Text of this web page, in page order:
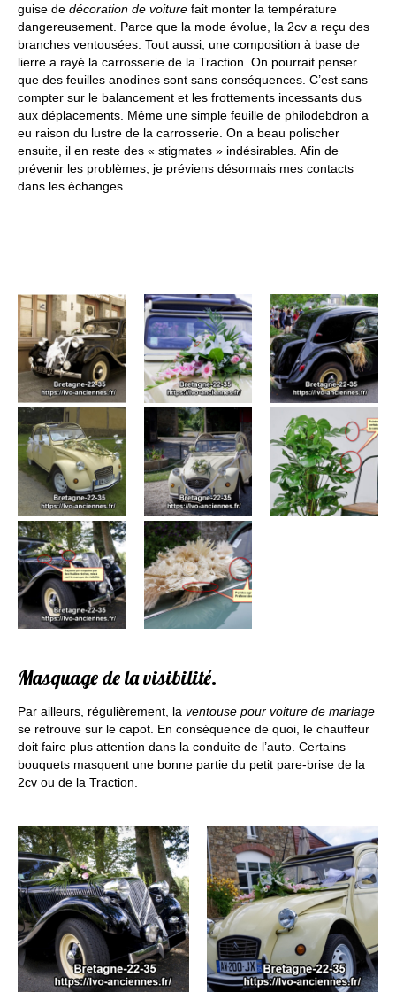
guise de décoration de voiture fait monter la température
dangereusement. Parce que la mode évolue, la 2cv a reçu des
branches ventousées. Tout aussi, une composition à base de
lierre a rayé la carrosserie de la Traction. On pourrait penser
que des feuilles anodines sont sans conséquences. C’est sans
compter sur le balancement et les frottements incessants dus
aux déplacements. Même une simple feuille de philodebdron a
eu raison du lustre de la carrosserie. On a beau polischer
ensuite, il en reste des « stigmates » indésirables. Afin de
prévenir les problèmes, je préviens désormais mes contacts
dans les échanges.
Masquage de la visibilité.
Par ailleurs, régulièrement, la ventouse pour voiture de mariage
se retrouve sur le capot. En conséquence de quoi, le chauffeur
doit faire plus attention dans la conduite de l’auto. Certains
bouquets masquent une bonne partie du petit pare-brise de la
2cv ou de la Traction.